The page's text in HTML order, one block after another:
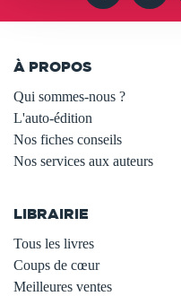
À PROPOS
Qui sommes-nous ?
L'auto-édition
Nos fiches conseils
Nos services aux auteurs
LIBRAIRIE
Tous les livres
Coups de cœur
Meilleures ventes